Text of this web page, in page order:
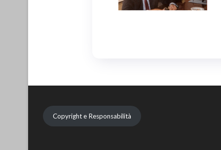
Copyright e Responsabilità